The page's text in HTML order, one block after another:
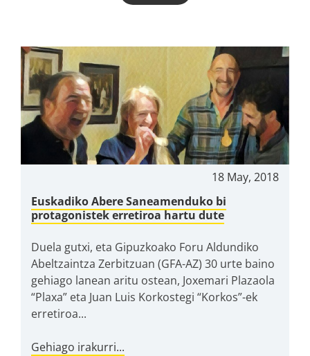
18 May, 2018
Euskadiko Abere Saneamenduko bi
protagonistek erretiroa hartu dute
Duela gutxi, eta Gipuzkoako Foru Aldundiko
Abeltzaintza Zerbitzuan (GFA-AZ) 30 urte baino
gehiago lanean aritu ostean, Joxemari Plazaola
“Plaxa” eta Juan Luis Korkostegi “Korkos”-ek
erretiroa...
Gehiago irakurri...